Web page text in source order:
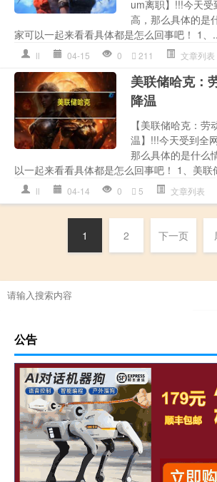
um离职】!!!今天受
高，那么具体的是
家可以一起来看看具体都是怎么回事吧！ 1、
ll 04-15 0 211 文章列表
美联储哈克：
降温
【美联储哈克：劳
温】!!!今天受到全
那么具体的是什么
以一起来看看具体都是怎么回事吧！ 1、美联
ll 04-14 0 5 文章列表
1 2 下一页
公告